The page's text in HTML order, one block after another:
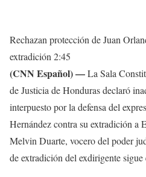
Rechazan protección de Juan
extradición 2:45
(CNN Español) —La Sala
de Justicia de Honduras declaró
interpuesto por la defensa del
Hernández contra su extradición a
Melvin Duarte, vocero del poder
de extradición del exdirigente sigue